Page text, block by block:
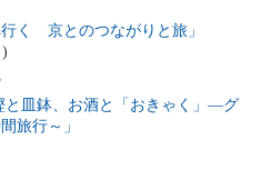
く 京とのつながりと旅」
と皿鉢、お酒と「おきゃく」―グ
旅行～」